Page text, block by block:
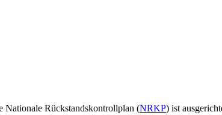
Nationale Rückstandskontrollplan (NRKP) ist